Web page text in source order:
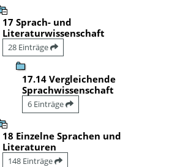
17 Sprach- und
Literaturwissenschaft
28 Einträge
17.14 Vergleichende
Sprachwissenschaft
6 Einträge
18 Einzelne Sprachen und
Literaturen
148 Einträge